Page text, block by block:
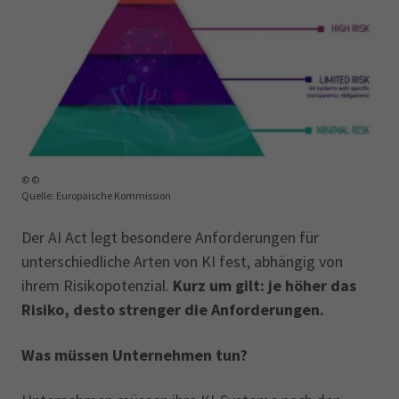
Quelle: Europäische Kommission
© ©
Der AI Act legt besondere Anforderungen für
unterschiedliche Arten von KI fest, abhängig von
ihrem Risikopotenzial. Kurz um gilt: je höher das
Risiko, desto strenger die Anforderungen.
Was müssen Unternehmen tun?